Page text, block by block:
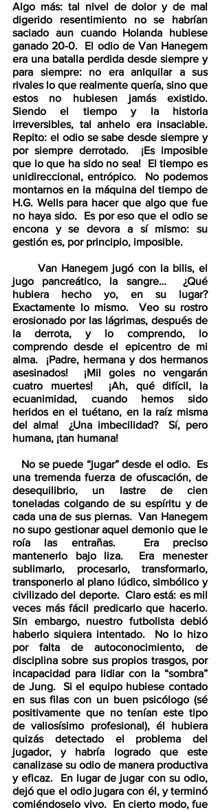
Algo más: tal nivel de dolor y de mal
digerido resentimiento no se habrían
saciado aun cuando Holanda hubiese
ganado 20-0.  El odio de Van Hanegem
era una batalla perdida desde siempre y
para siempre: no era aniquilar a sus
rivales lo que realmente quería, sino que
estos no hubiesen jamás existido.
Siendo el tiempo y la historia
irreversibles, tal anhelo era insaciable.
Repito: el odio se sabe desde siempre y
por siempre derrotado.  ¡Es imposible
que lo que ha sido no sea!  El tiempo es
unidireccional, entrópico.  No podemos
montarnos en la máquina del tiempo de
H.G. Wells para hacer que algo que fue
no haya sido.  Es por eso que el odio se
encona y se devora a sí mismo: su
gestión es, por principio, imposible.
jugo pancreático, la sangre…  ¿Qué
hubiera hecho yo, en su lugar?
Exactamente lo mismo.  Veo su rostro
erosionado por las lágrimas, después de
la derrota, y lo comprendo, lo
comprendo desde el epicentro de mi
alma.  ¡Padre, hermana y dos hermanos
asesinados!  ¡Mil goles no vengarán
cuatro muertes!  ¡Ah, qué difícil, la
ecuanimidad, cuando hemos sido
heridos en el tuétano, en la raíz misma
del alma!  ¿Una imbecilidad?  Sí, pero
humana, ¡tan humana!
No se puede “jugar” desde el odio.  Es
una tremenda fuerza de ofuscación, de
desequilibrio, un lastre de cien
toneladas colgando de su espíritu y de
cada una de sus piernas.  Van Hanegem
no supo gestionar aquel demonio que le
roía las entrañas.  Era preciso
mantenerlo bajo liza.  Era menester
sublimarlo, procesarlo, transformarlo,
transponerlo al plano lúdico, simbólico y
civilizado del deporte.  Claro está: es mil
veces más fácil predicarlo que hacerlo.
Sin embargo, nuestro futbolista debió
haberlo siquiera intentado.  No lo hizo
por falta de autoconocimiento, de
disciplina sobre sus propios trasgos, por
incapacidad para lidiar con la “sombra”
de Jung.  Si el equipo hubiese contado
en sus filas con un buen psicólogo (sé
positivamente que no tenían este tipo
de valiosísimo profesional), él hubiera
quizás detectado el problema del
jugador, y habría logrado que este
canalizase su odio de manera productiva
y eficaz.  En lugar de jugar con su odio,
dejó que el odio jugara con él, y terminó
comiéndoselo vivo.  En cierto modo, fue